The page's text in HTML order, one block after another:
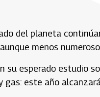
del planeta
menos
esperado estudio
este año